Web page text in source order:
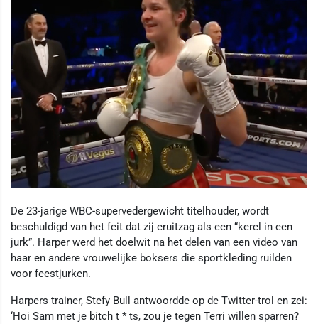
De 23-jarige WBC-supervedergewicht titelhouder, wordt
beschuldigd van het feit dat zij eruitzag als een “kerel in een
jurk”. Harper werd het doelwit na het delen van een video van
haar en andere vrouwelijke boksers die sportkleding ruilden
voor feestjurken.
Harpers trainer, Stefy Bull antwoordde op de Twitter-trol en zei:
‘Hoi Sam met je bitch t * ts, zou je tegen Terri willen sparren?